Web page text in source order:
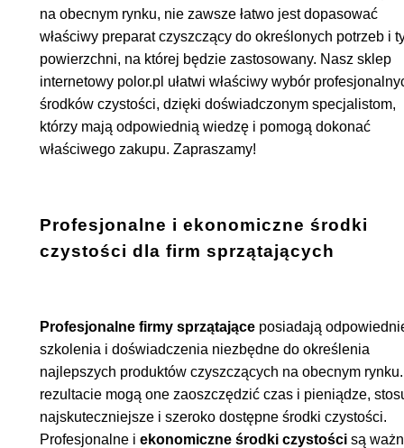
na obecnym rynku, nie zawsze łatwo jest dopasować
właściwy preparat czyszczący do określonych potrzeb i
powierzchni, na której będzie zastosowany. Nasz sklep
internetowy polor.pl ułatwi właściwy wybór
środków czystości, dzięki doświadczonym specjalistom,
którzy mają odpowiednią wiedzę i pomogą dokonać
właściwego zakupu. Zapraszamy!
Profesjonalne i ekonomiczne środki
czystości dla firm sprzątających
Profesjonalne firmy sprzątające posiadają
szkolenia i doświadczenia niezbędne do określenia
najlepszych produktów czyszczących na obecnym
rezultacie mogą one zaoszczędzić czas i pieniądze,
najskuteczniejsze i szeroko dostępne środki czystości.
Profesjonalne i ekonomiczne środki czystości są